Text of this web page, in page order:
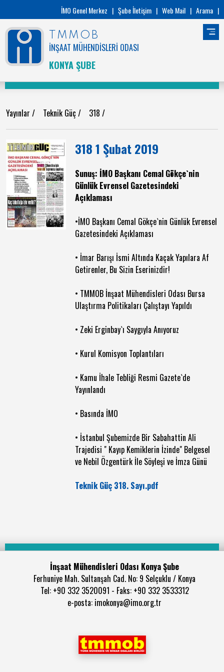
İMO Genel Merkez | Şube İletişim | Web Mail | Arama |
TMMOB
İNŞAAT MÜHENDİSLERİ ODASI
KONYA ŞUBE
Yayınlar / Teknik Güç / 318 /
318 1 Şubat 2019
Sunuş: İMO Başkanı Cemal Gökçe`nin
Günlük Evrensel Gazetesindeki
Açıklaması
•İMO Başkanı Cemal Gökçe`nin Günlük Evrensel
Gazetesindeki Açıklaması
• İmar Barışı İsmi Altında Kaçak Yapılara Af
Getirenler, Bu Sizin Eserinizdir!
• TMMOB İnşaat Mühendisleri Odası Bursa
Ulaştırma Politikaları Çalıştayı Yapıldı
• Zeki Erginbay`ı Saygıyla Anıyoruz
• Kurul Komisyon Toplantıları
• Kamu İhale Tebliği Resmi Gazete`de
Yayınlandı
• Basında İMO
• İstanbul Şubemizde Bir Sabahattin Ali
Trajedisi " Kayıp Kemiklerin İzinde" Belgesel
ve Nebil Özgentürk İle Söyleşi ve İmza Günü
Teknik Güç 318. Sayı.pdf
İnşaat Mühendisleri Odası Konya Şube
Ferhuniye Mah. Sultanşah Cad. No: 9 Selçuklu / Konya
Tel: +90 332 3520091 - Faks: +90 332 3533312
e-posta: imokonya@imo.org.tr